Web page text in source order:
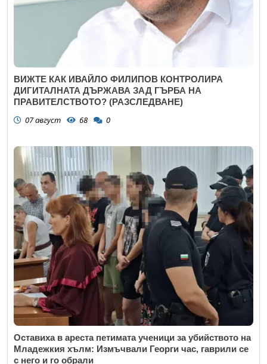
ВИЖТЕ КАК ИВАЙЛО ФИЛИПОВ КОНТРОЛИРА
ДИГИТАЛНАТА ДЪРЖАВА ЗАД ГЪРБА НА
ПРАВИТЕЛСТВОТО? (РАЗСЛЕДВАНЕ)
07 август 68 0
Оставиха в ареста петимата ученици за убийството на
Младежкия хълм: Измъчвали Георги час, гаврили се
с него и го обрали